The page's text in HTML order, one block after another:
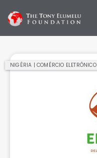
NIGÉRIA | COMÉRCIO ELETRÔNICO